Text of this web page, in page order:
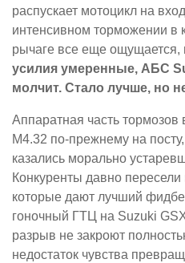
распускает мотоцикл на
интенсивном торможении в
рычаге все еще ощущается,
усилия умеренные, АБС
молчит. Стало лучше, но
Аппаратная часть
M4.32 по-прежнему на
казались морально
Конкуренты давно
которые дают лучший
гоночный ГТЦ на Suzuki
разрыв не закроют
недостаток чувства